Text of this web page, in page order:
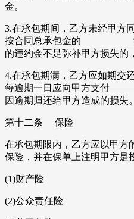
金。
3.在承包期间，乙方未经甲方
按合同总承包金的
的违约金不足弥补甲方损失的
4.在承包期满，乙方应如期交
每逾期一日应向甲方支付
因逾期归还给甲方造成的损失。
第十二条 保险
在承包期限内，乙方应以甲方
保险，并在保单上注明甲方是
(1)财产险
(2)公众责任险